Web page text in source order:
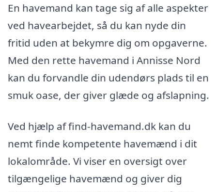
En havemand kan tage sig af alle aspekter
ved havearbejdet, så du kan nyde din
fritid uden at bekymre dig om opgaverne.
Med den rette havemand i Annisse Nord
kan du forvandle din udendørs plads til en
smuk oase, der giver glæde og afslapning.
Ved hjælp af find-havemand.dk kan du
nemt finde kompetente havemænd i dit
lokalområde. Vi viser en oversigt over
tilgængelige havemænd og giver dig